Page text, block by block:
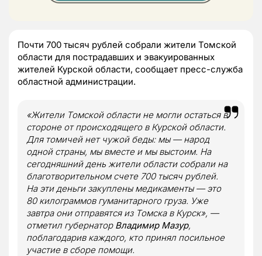
Почти 700 тысяч рублей собрали жители Томской
области для пострадавших и эвакуированных
жителей Курской области, сообщает пресс-служба
областной администрации.
«Жители Томской области не могли остаться в
стороне от происходящего в Курской области.
Для томичей нет чужой беды: мы — народ
одной страны, мы вместе и мы выстоим. На
сегодняшний день жители области собрали на
благотворительном счете 700 тысяч рублей.
На эти деньги закуплены медикаменты — это
80 килограммов гуманитарного груза. Уже
завтра они отправятся из Томска в Курск», —
отметил губернатор Владимир Мазур,
поблагодарив каждого, кто принял посильное
участие в сборе помощи.